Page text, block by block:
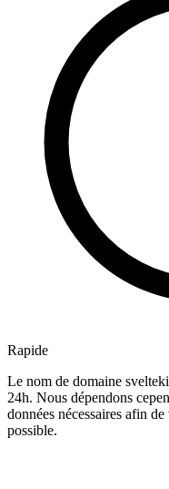
Rapide
Le nom de domaine
24h. Nous dépendons
données nécessaires afin
possible.